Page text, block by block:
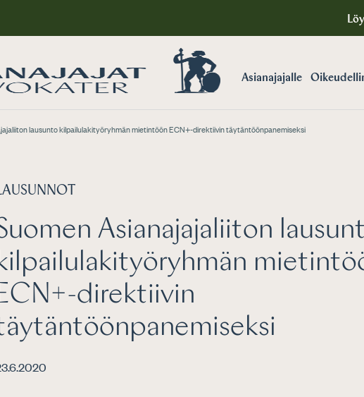
Asianajajalle
lausunto kilpailulakityöryhmän mietintöön ECN+-direktiivin täytäntöönpanemiseksi
Asianajajaliiton
direktiivin